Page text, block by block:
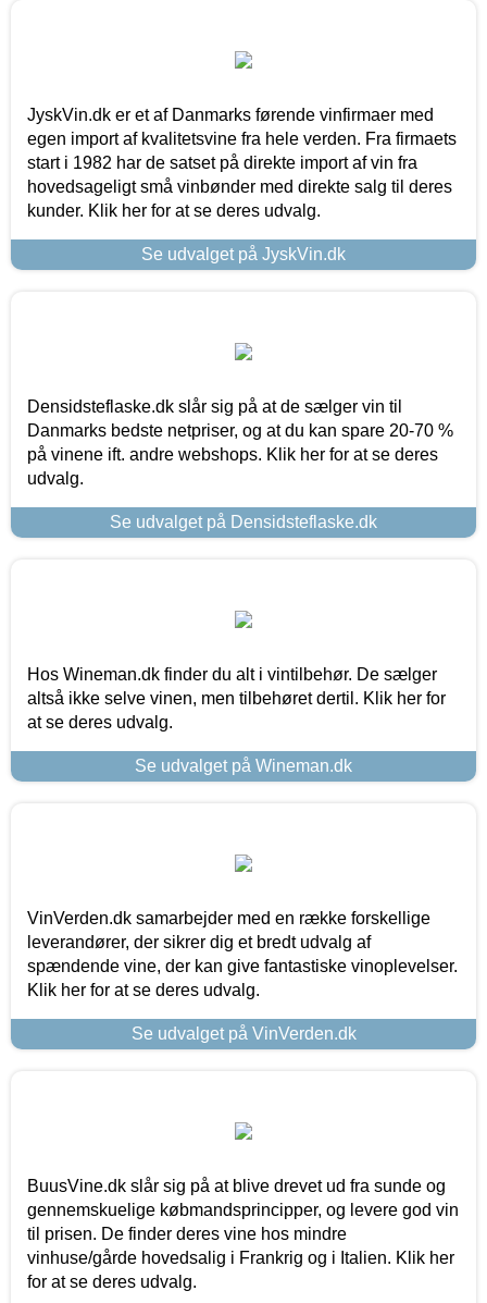
JyskVin.dk er et af Danmarks førende vinfirmaer med
egen import af kvalitetsvine fra hele verden. Fra firmaets
start i 1982 har de satset på direkte import af vin fra
hovedsageligt små vinbønder med direkte salg til deres
kunder. Klik her for at se deres udvalg.
Se udvalget på JyskVin.dk
Densidsteflaske.dk slår sig på at de sælger vin til
Danmarks bedste netpriser, og at du kan spare 20-70 %
på vinene ift. andre webshops. Klik her for at se deres
udvalg.
Se udvalget på Densidsteflaske.dk
Hos Wineman.dk finder du alt i vintilbehør. De sælger
altså ikke selve vinen, men tilbehøret dertil. Klik her for
at se deres udvalg.
Se udvalget på Wineman.dk
VinVerden.dk samarbejder med en række forskellige
leverandører, der sikrer dig et bredt udvalg af
spændende vine, der kan give fantastiske vinoplevelser.
Klik her for at se deres udvalg.
Se udvalget på VinVerden.dk
BuusVine.dk slår sig på at blive drevet ud fra sunde og
gennemskuelige købmandsprincipper, og levere god vin
til prisen. De finder deres vine hos mindre
vinhuse/gårde hovedsalig i Frankrig og i Italien. Klik her
for at se deres udvalg.